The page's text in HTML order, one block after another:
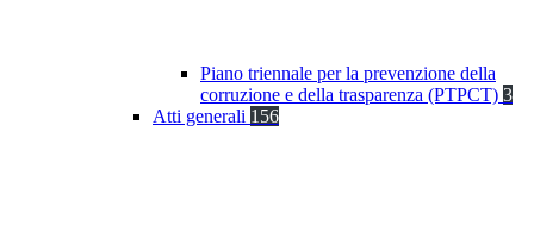
Piano triennale per la prevenzione della
corruzione e della trasparenza (PTPCT) 3
Atti generali 156